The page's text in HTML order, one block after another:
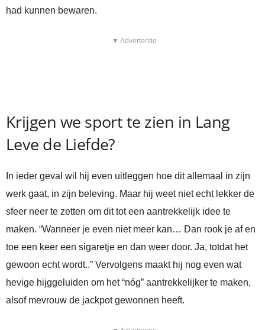
had kunnen bewaren.
▼ Advertentie
Krijgen we sport te zien in Lang
Leve de Liefde?
In ieder geval wil hij even uitleggen hoe dit allemaal in zijn
werk gaat, in zijn beleving. Maar hij weet niet echt lekker de
sfeer neer te zetten om dit tot een aantrekkelijk idee te
maken. “Wanneer je even niet meer kan… Dan rook je af en
toe een keer een sigaretje en dan weer door. Ja, totdat het
gewoon echt wordt..” Vervolgens maakt hij nog even wat
hevige hijggeluiden om het “nóg” aantrekkelijker te maken,
alsof mevrouw de jackpot gewonnen heeft.